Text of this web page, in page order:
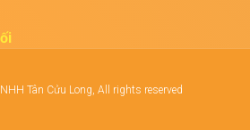
Tân Cửu Long, All rights reserved